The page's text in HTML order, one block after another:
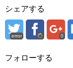
i
t
t
で
(
新
有
す
る
に
リ
ッ
シェアする
error 0
フォローする